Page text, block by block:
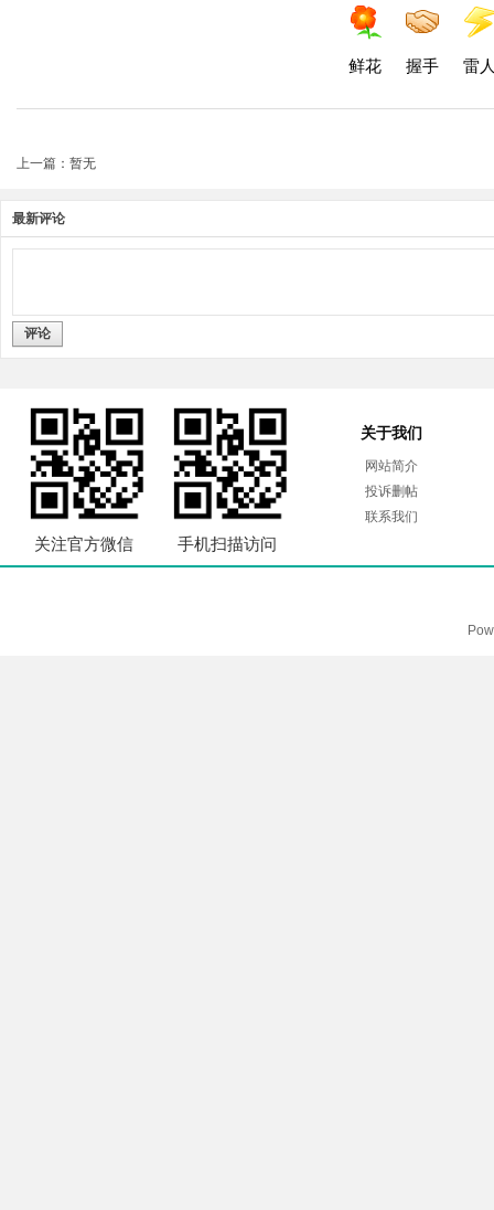
鲜花 握手 雷
上一篇：暂无
最新评论
评论
关注官方微信 手机扫描访问
关于我们
网站简介
投诉删帖
联系我们